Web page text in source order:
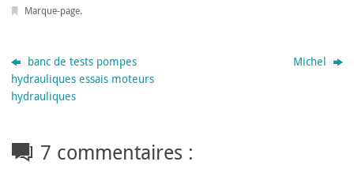
Marque-page.
banc de tests pompes
hydrauliques essais moteurs
hydrauliques
Michel
7 commentaires :